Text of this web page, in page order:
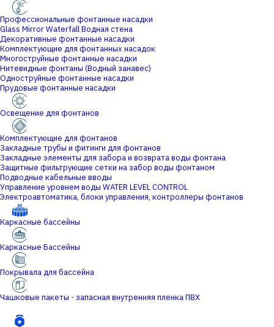
Профессиональные фонтанные насадки
Glass Mirror Waterfall Водная стена
Декоративные фонтанные насадки
Комплектующие для фонтанных насадок
Многоструйные фонтанные насадки
Нитевидные фонтаны (Водный занавес)
Одноструйные фонтанные насадки
Прудовые фонтанные насадки
Освещение для фонтанов
Комплектующие для фонтанов
Закладные трубы и фитинги для фонтанов
Закладные элементы для забора и возврата воды фонтана
Защитные фильтрующие сетки на забор воды фонтаном
Подводные кабельные вводы
Управление уровнем воды WATER LEVEL CONTROL
Электроавтоматика, блоки управления, контроллеры фонтанов
Каркасные бассейны
Каркасные Бассейны
Покрывала для бассейна
Чашковые пакеты - запасная внутренняя пленка ПВХ